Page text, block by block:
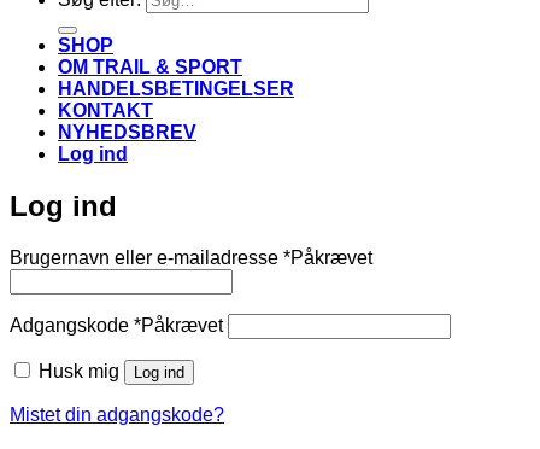
SHOP
OM TRAIL & SPORT
HANDELSBETINGELSER
KONTAKT
NYHEDSBREV
Log ind
Log ind
Brugernavn eller e-mailadresse *Påkrævet
Adgangskode *Påkrævet
Husk mig Log ind
Mistet din adgangskode?